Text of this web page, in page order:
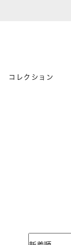
コレクション